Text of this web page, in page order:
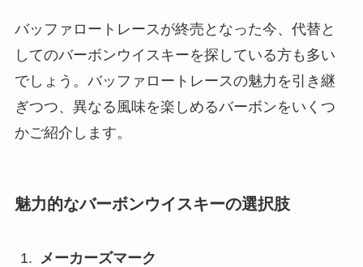
バッファロートレースが終売となった今、代替と
してのバーボンウイスキーを探している方も多い
でしょう。バッファロートレースの魅力を引き継
ぎつつ、異なる風味を楽しめるバーボンをいくつ
かご紹介します。
魅力的なバーボンウイスキーの選択肢
メーカーズマーク